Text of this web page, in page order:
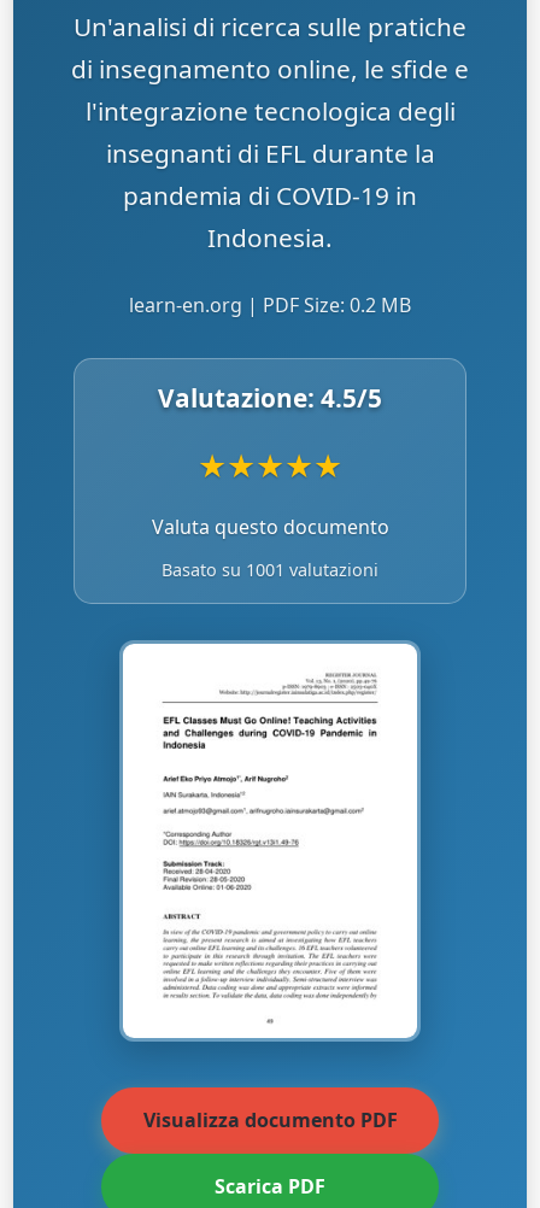
Un'analisi di ricerca sulle pratiche
di insegnamento online, le sfide e
l'integrazione tecnologica degli
insegnanti di EFL durante la
pandemia di COVID-19 in
Indonesia.
learn-en.org | PDF Size: 0.2 MB
Valutazione: 4.5/5
★★★★★
Valuta questo documento
Basato su 1001 valutazioni
Visualizza documento PDF
Scarica PDF